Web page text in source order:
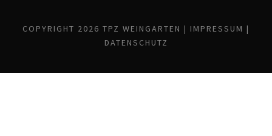
COPYRIGHT 2026 TPZ WEINGARTEN | IMPRESSUM |
DATENSCHUTZ